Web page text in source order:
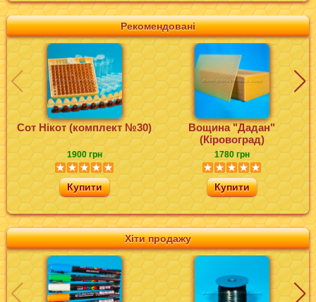
Хіти продажу
Рекомендовані
Сот Нікот (комплект №30)
1900 грн
Купити
Вощина "Дадан"
(Кіровоград)
1780 грн
Купити